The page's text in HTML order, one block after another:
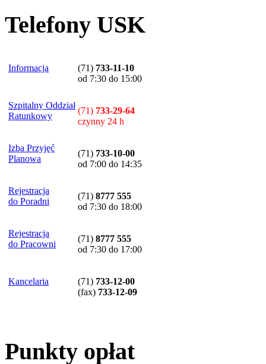
Telefony USK
Informacja (71) 733-11-10
od 7:30 do 15:00
Szpitalny Oddział
Ratunkowy
(71) 733-29-64
czynny 24 h
Izba Przyjęć
Planowa
(71) 733-10-00
od 7:00 do 14:35
Rejestracja
do Poradni
(71) 8777 555
od 7:30 do 18:00
Rejestracja
do Pracowni
(71) 8777 555
od 7:30 do 17:00
Kancelaria (71) 733-12-00
(fax) 733-12-09
Punkty opłat